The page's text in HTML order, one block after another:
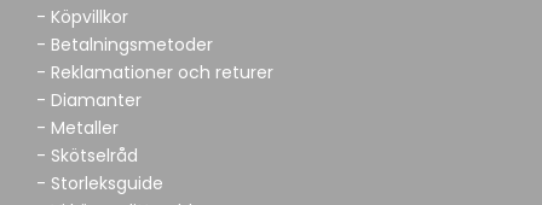
- Köpvillkor
- Betalningsmetoder
- Reklamationer och returer
- Diamanter
- Metaller
- Skötselråd
- Storleksguide